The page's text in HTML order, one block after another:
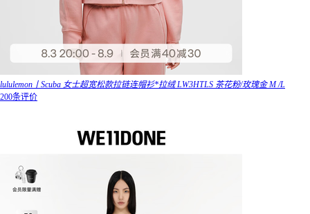
lululemon丨Scuba 女士超宽松款拉链连帽衫*拉绒 LW3HTLS 茶花粉/玫瑰金 M /L
200条评价